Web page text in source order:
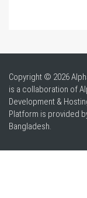
Copyright © 2026
is a collaboration of
Development &
Platform is provided
Bangladesh.